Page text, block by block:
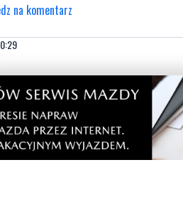
na komentarz
gdy tego zdarzenie ma miejsce
mieści się prawie kilometr od